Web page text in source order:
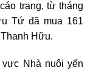
trạng, từ tháng
Tứ đã mua 161
Hữu.
Nhà nuôi yến